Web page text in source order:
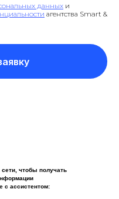
данных и
агентства Smart &
чтобы получать
с ассистентом: